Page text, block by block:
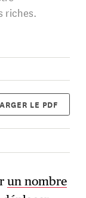
riches.
LE PDF
un nombre